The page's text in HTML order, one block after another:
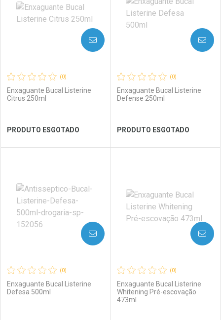
Ver Desconto Convênio Ver Desconto Convênio
(0)
Enxaguante Bucal Listerine
Citrus 250ml
PRODUTO ESGOTADO
AVISE-ME
Laboratório
Por Menos
(0)
Enxaguante Bucal Listerine
Defense 250ml
PRODUTO ESGOTADO
AVISE-ME
Laboratório
Por Menos
(0)
Enxaguante Bucal Listerine
Defesa 500ml
AVISE-ME
(0)
Enxaguante Bucal Listerine
Whitening Pré-escovação
473ml
AVISE-ME